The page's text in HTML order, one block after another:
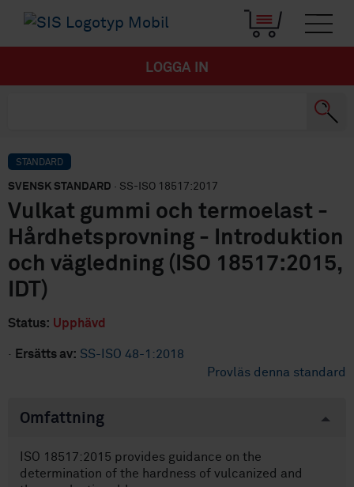
LOGGA IN
STANDARD
SVENSK STANDARD · SS-ISO 18517:2017
Vulkat gummi och termoelast -
Hårdhetsprovning - Introduktion
och vägledning (ISO 18517:2015,
IDT)
Status: Upphävd
· Ersätts av: SS-ISO 48-1:2018
Provläs denna standard
Omfattning
ISO 18517:2015 provides guidance on the
determination of the hardness of vulcanized and